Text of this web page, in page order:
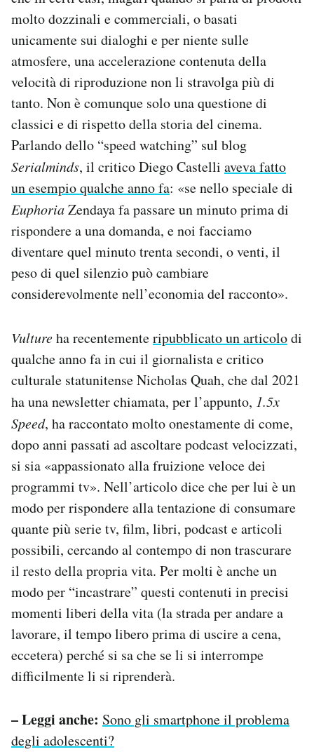
molto dozzinali e commerciali, o basati
unicamente sui dialoghi e per niente sulle
atmosfere, una accelerazione contenuta della
velocità di riproduzione non li stravolga più di
tanto. Non è comunque solo una questione di
classici e di rispetto della storia del cinema.
Parlando dello “speed watching” sul blog
Serialminds, il critico Diego Castelli aveva fatto
un esempio qualche anno fa: «se nello speciale di
EuphoriaZendaya fa passare un minuto prima di
rispondere a una domanda, e noi facciamo
diventare quel minuto trenta secondi, o venti, il
peso di quel silenzio può cambiare
considerevolmente nell’economia del racconto».
Vultureha recentementeripubblicato un articolodi
qualche anno fa in cui il giornalista e critico
culturale statunitense Nicholas Quah, che dal 2021
ha una newsletter chiamata, per l’appunto, 1.5x
Speed, ha raccontato molto onestamente di come,
dopo anni passati ad ascoltare podcast velocizzati,
si sia «appassionato alla fruizione veloce dei
programmi tv». Nell’articolo dice che per lui è un
modo per rispondere alla tentazione di consumare
quante più serie tv, film, libri, podcast e articoli
possibili, cercando al contempo di non trascurare
il resto della propria vita. Per molti è anche un
modo per “incastrare” questi contenuti in precisi
momenti liberi della vita (la strada per andare a
lavorare, il tempo libero prima di uscire a cena,
eccetera) perché si sa che se li si interrompe
difficilmente li si riprenderà.
– Leggi anche: Sono gli smartphone il problema
degli adolescenti?